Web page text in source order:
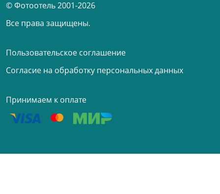
© Фотоотель 2001-2026
Все права защищены.
Пользовательское соглашение
Согласие на обработку персональных данных
Принимаем к оплате